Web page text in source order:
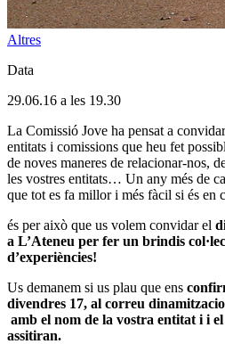
Altres
Data
29.06.16 a les 19.30
La Comissió Jove ha pensat a
entitats i comissions que heu fet
de noves maneres de relacionar-nos,
les vostres entitats… Un any més de
que tot es fa millor i més fàcil si és en
és per això que us volem convidar el
a L’Ateneu per fer un brindis
d’experiències!
Us demanem si us plau que ens
divendres 17, al correu
amb el nom de la vostra entitat i i
assitiran.